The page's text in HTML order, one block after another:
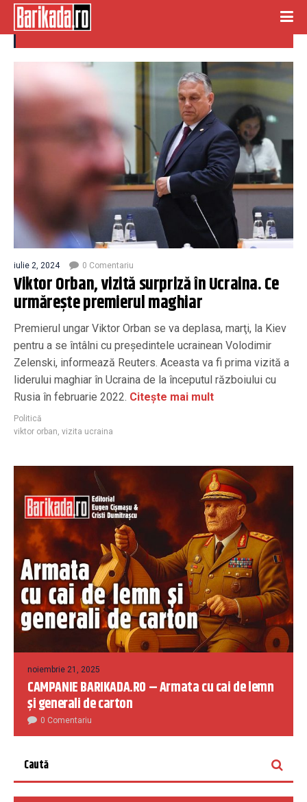
vizita ucraina
iulie 2, 2024 0 Comentariu
Viktor Orban, vizită surpriză în Ucraina. Ce
urmărește premierul maghiar
Premierul ungar Viktor Orban se va deplasa, marţi, la Kiev
pentru a se întâlni cu preşedintele ucrainean Volodimir
Zelenski, informează Reuters. Aceasta va fi prima vizită a
liderului maghiar în Ucraina de la începutul războiului cu
Rusia în februarie 2022. Citește mai mult
Politică
viktor orban, vizita ucraina
noiembrie 21, 2025
CAMPANIE BARIKADA.RO – Armata cu cai de lemn
și generali de carton
0 Comentariu